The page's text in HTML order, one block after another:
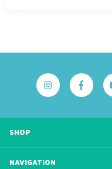
SHOP
NAVIGATION